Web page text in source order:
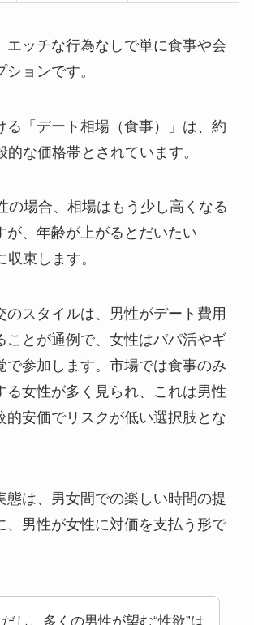
エッチな行為なしで単に食事や会
ョンです。
る「デート相場（食事）」は、約
的な価格帯とされています。
の場合、相場はもう少し高くなる
が、年齢が上がるとだいたい
束します。
のスタイルは、男性がデート費用
ことが通例で、女性はパパ活やギ
で参加します。市場では食事のみ
る女性が多く見られ、これは男性
的安価でリスクが低い選択肢とな
態は、男女間での楽しい時間の提
、男性が女性に対価を支払う形で
し、多くの男性が望む“性欲”は